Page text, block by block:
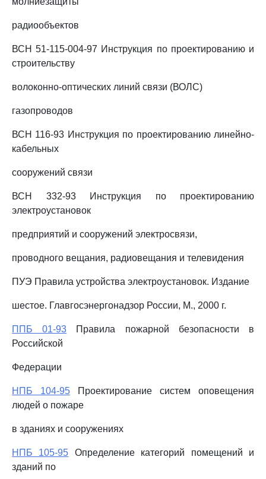
радиообъектов
ВСН 51-115-004-97 Инструкция по проектированию и
строительству
волоконно-оптических линий связи (ВОЛС)
газопроводов
ВСН 116-93 Инструкция по проектированию линейно-
кабельных
сооружений связи
ВСН 332-93 Инструкция по проектированию
электроустановок
предприятий и сооружений электросвязи,
проводного вещания, радиовещания и телевидения
ПУЭ Правила устройства электроустановок. Издание
шестое. Главгосэнергонадзор России, М., 2000 г.
ППБ 01-93 Правила пожарной безопасности в
Российской
Федерации
НПБ 104-95 Проектирование систем оповещения
людей о пожаре
в зданиях и сооружениях
НПБ 105-95 Определение категорий помещений и
зданий по